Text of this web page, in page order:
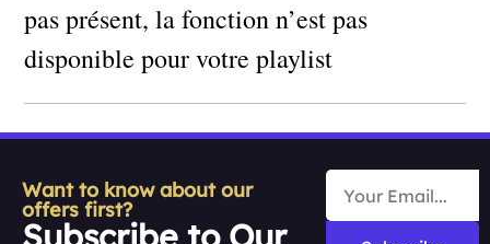
pas présent, la fonction n’est pas
disponible pour votre playlist
Want to know about our
offers first?